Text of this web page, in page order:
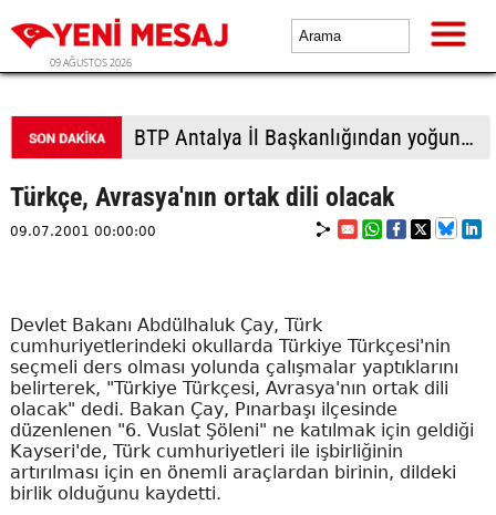
09 AĞUSTOS 2026
BTP Gaziantep teşkilatından taziye ziyareti: Cevizli köyü halkıyla buluşma
Türkçe, Avrasya'nın ortak dili olacak
09.07.2001 00:00:00
Devlet Bakanı Abdülhaluk Çay, Türk
cumhuriyetlerindeki okullarda Türkiye Türkçesi'nin
seçmeli ders olması yolunda çalışmalar yaptıklarını
belirterek, "Türkiye Türkçesi, Avrasya'nın ortak dili
olacak" dedi. Bakan Çay, Pınarbaşı ilçesinde
düzenlenen "6. Vuslat Şöleni" ne katılmak için geldiği
Kayseri'de, Türk cumhuriyetleri ile işbirliğinin
artırılması için en önemli araçlardan birinin, dildeki
birlik olduğunu kaydetti.